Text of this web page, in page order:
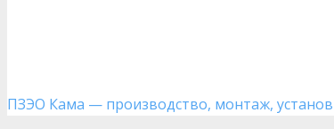
ПЗЭО Кама — производство, монтаж,